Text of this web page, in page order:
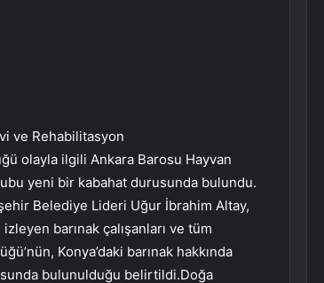
ve Rehabilitasyon
olayla ilgili Ankara Barosu Hayvan
yeni bir kabahat durusunda bulundu.
Belediye Lideri Uğur İbrahim Altay,
barınak çalışanları ve tüm
Konya’daki barınak hakkında
bulunulduğu belirtildi.Doğa